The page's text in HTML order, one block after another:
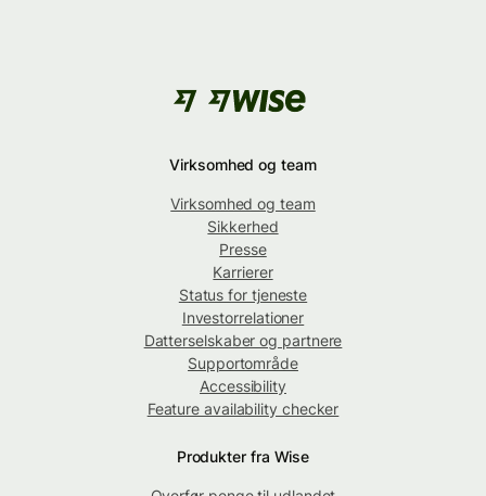
Virksomhed og team
Virksomhed og team
Sikkerhed
Presse
Karrierer
Status for tjeneste
Investorrelationer
Datterselskaber og partnere
Supportområde
Accessibility
Feature availability checker
Produkter fra Wise